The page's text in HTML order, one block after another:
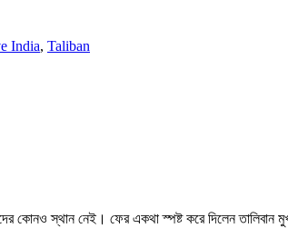
India, Taliban
কোনও স্থান নেই। ফের একথা স্পষ্ট করে দিলেন